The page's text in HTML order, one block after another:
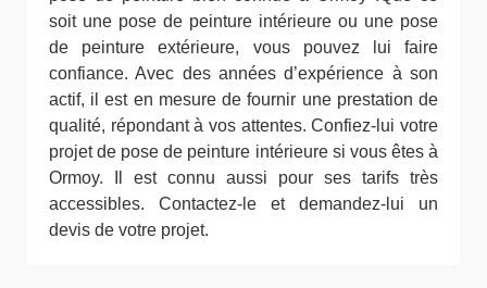
soit une pose de peinture intérieure ou une pose
de peinture extérieure, vous pouvez lui faire
confiance. Avec des années d’expérience à son
actif, il est en mesure de fournir une prestation de
qualité, répondant à vos attentes. Confiez-lui votre
projet de pose de peinture intérieure si vous êtes à
Ormoy. Il est connu aussi pour ses tarifs très
accessibles. Contactez-le et demandez-lui un
devis de votre projet.